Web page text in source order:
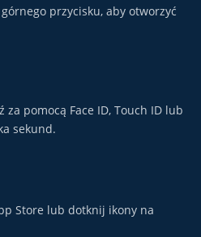
przycisku, aby otworzyć
pomocą Face ID, Touch ID lub
sekund.
Store lub dotknij ikony na